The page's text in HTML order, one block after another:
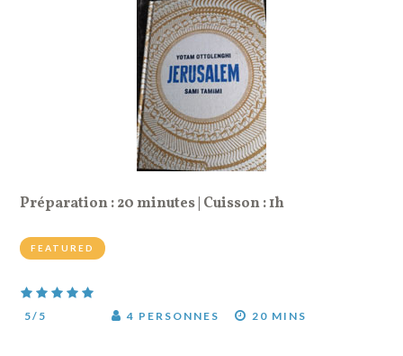
Préparation : 20 minutes | Cuisson : 1h
FEATURED
5/5 4 PERSONNES 20 MINS